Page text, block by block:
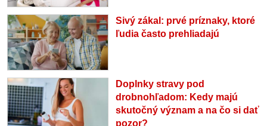
Sivý zákal: prvé príznaky, ktoré
ľudia často prehliadajú
Doplnky stravy pod
drobnohľadom: Kedy majú
skutočný význam a na čo si dať
pozor?